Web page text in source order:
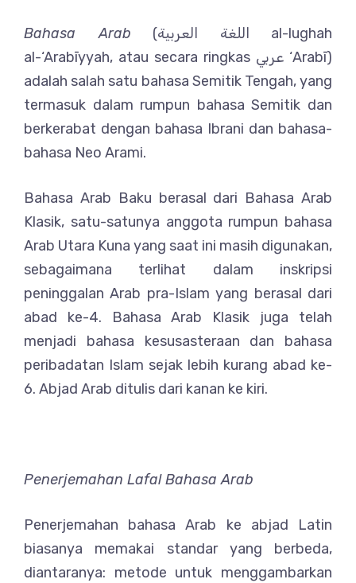
Bahasa Arab (اللغة العربية al-lughah
al-‘Arabīyyah, atau secara ringkas عربي ‘Arabī)
adalah salah satu bahasa Semitik Tengah, yang
termasuk dalam rumpun bahasa Semitik dan
berkerabat dengan bahasa Ibrani dan bahasa-
bahasa Neo Arami.
Bahasa Arab Baku berasal dari Bahasa Arab
Klasik, satu-satunya anggota rumpun bahasa
Arab Utara Kuna yang saat ini masih digunakan,
sebagaimana terlihat dalam inskripsi
peninggalan Arab pra-Islam yang berasal dari
abad ke-4. Bahasa Arab Klasik juga telah
menjadi bahasa kesusasteraan dan bahasa
peribadatan Islam sejak lebih kurang abad ke-
6. Abjad Arab ditulis dari kanan ke kiri.
Penerjemahan Lafal Bahasa Arab
Penerjemahan bahasa Arab ke abjad Latin
biasanya memakai standar yang berbeda,
diantaranya: metode untuk menggambarkan